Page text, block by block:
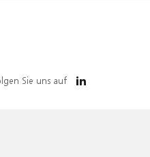
Sie uns auf